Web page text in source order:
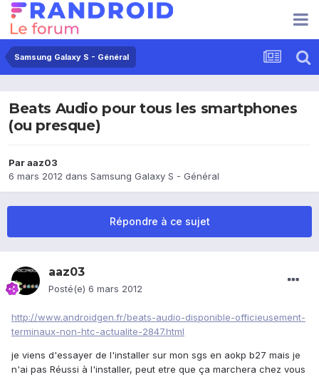
Samsung Galaxy S - Général
Beats Audio pour tous les smartphones
(ou presque)
Paraaz03
6 mars 2012 dans Samsung Galaxy S - Général
Répondre à ce sujet
aaz03
Posté(e) 6 mars 2012
http://www.androidgen.fr/beats-audio-disponible-officieusement-
terminaux-non-htc-actualite-2847.html
je viens d'essayer de l'installer sur mon sgs en aokp b27 mais je
n'ai pas Réussi à l'installer, peut etre que ça marchera chez vous